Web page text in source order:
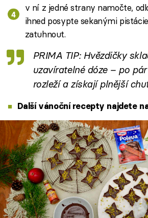
v ní z jedné strany namočte,
ihned posypte sekanými
zatuhnout.
PRIMA TIP: Hvězdičky
uzavíratelné dóze – po
rozleží a získají plnější
Další vánoční recepty najdete